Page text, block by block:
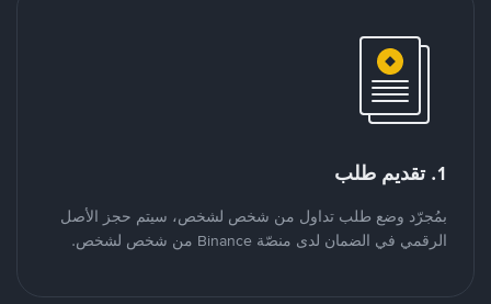
1. تقديم طلب
بمُجرّد وضع طلب تداول من شخص لشخص، سيتم حجز الأصل
الرقمي في الضمان لدى منصّة Binance من شخص لشخص.